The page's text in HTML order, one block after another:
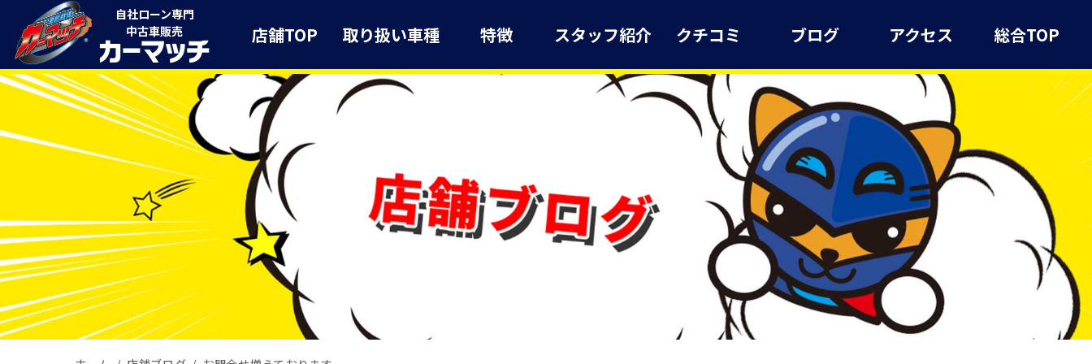
自社ローン専門
中古車販売
店舗TOP 取り扱い車種 特徴 スタッフ紹介 クチコミ ブログ アクセス 総合TOP